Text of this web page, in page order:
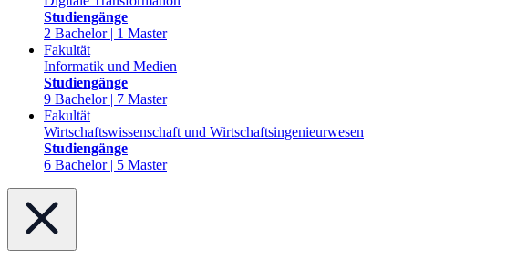
Studiengänge
2 Bachelor | 1 Master
Fakultät
Informatik und Medien
Studiengänge
9 Bachelor | 7 Master
Fakultät
Wirtschaftswissenschaft und Wirtschaftsingenieurwesen
Studiengänge
6 Bachelor | 5 Master